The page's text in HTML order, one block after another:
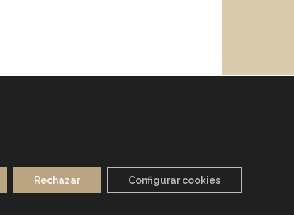
Rechazar Configurar cookies